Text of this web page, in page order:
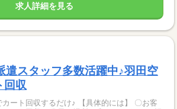
求人詳細を見る
遣スタッフ多数活躍中♪羽田空
回収
るだけ♪ 【具体的には】 〇お客